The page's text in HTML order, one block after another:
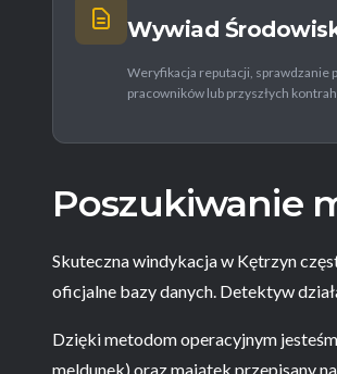
Wywiad
Weryfikacja reputacji, sprawdzanie
pracowników lub przyszłych
Poszukiwanie
Skuteczna windykacja w Kętrzyn
oficjalne bazy danych. Detektyw
Dzięki metodom operacyjnym
meldunek) oraz majątek przepisany